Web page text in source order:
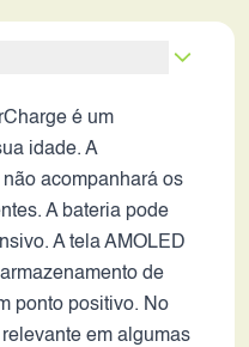
é um
idade. A
acompanhará os
A bateria pode
A tela AMOLED
de
ponto positivo. No
em algumas